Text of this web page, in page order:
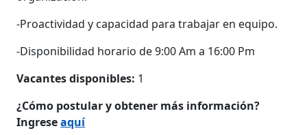
-Proactividad y capacidad para trabajar en equipo.
-Disponibilidad horario de 9:00 Am a 16:00 Pm
Vacantes disponibles: 1
¿Cómo postular y obtener más información?
Ingreseaquí